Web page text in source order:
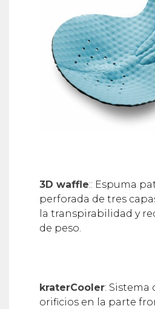
3D waffle:: Espuma
perforada de tres
la transpirabilidad y
de peso.
kraterCooler: Sistema
orificios en la parte